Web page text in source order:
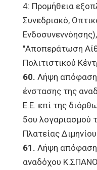
4: Προμήθεια
Συνεδριακό,
"Αποπεράτωση
Πολιτιστικού
60. Λήψη
ένστασης της
Ε.Ε. επί της
5ου λογαριασμού
Πλατείας
61. Λήψη
αναδόχου